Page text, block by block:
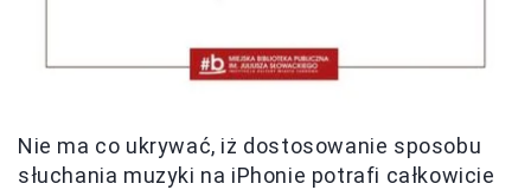
Nie ma co ukrywać, iż dostosowanie sposobu
słuchania muzyki na iPhonie potrafi całkowicie